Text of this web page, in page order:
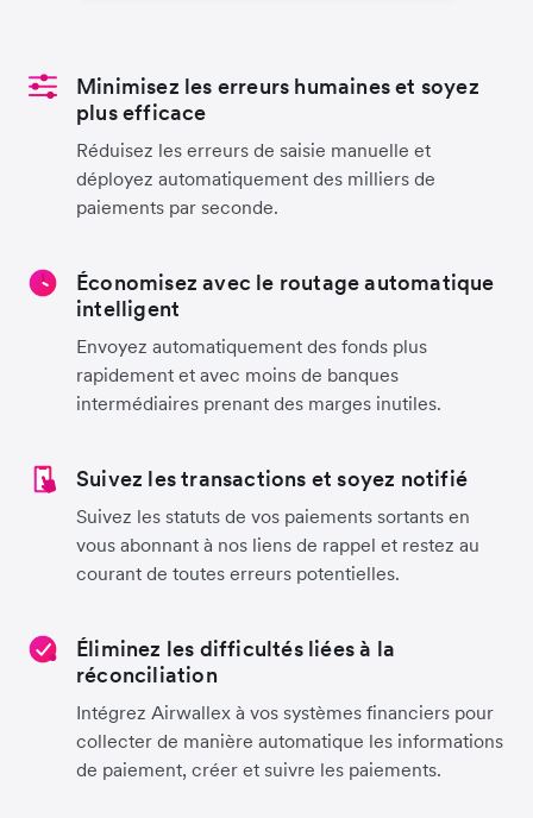
Minimisez les erreurs humaines et soyez
plus efficace
Réduisez les erreurs de saisie manuelle et
déployez automatiquement des milliers de
paiements par seconde.
Économisez avec le routage automatique
intelligent
Envoyez automatiquement des fonds plus
rapidement et avec moins de banques
intermédiaires prenant des marges inutiles.
Suivez les transactions et soyez notifié
Suivez les statuts de vos paiements sortants en
vous abonnant à nos liens de rappel et restez au
courant de toutes erreurs potentielles.
Éliminez les difficultés liées à la
réconciliation
Intégrez Airwallex à vos systèmes financiers pour
collecter de manière automatique les informations
de paiement, créer et suivre les paiements.